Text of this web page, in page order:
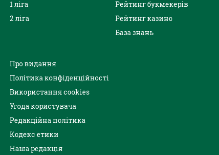
1 ліга
2 ліга
Рейтинг букмекерів
Рейтинг казино
База знань
Про видання
Політика конфіденційності
Використання cookies
Угода користувача
Редакційна політика
Кодекс етики
Наша редакція